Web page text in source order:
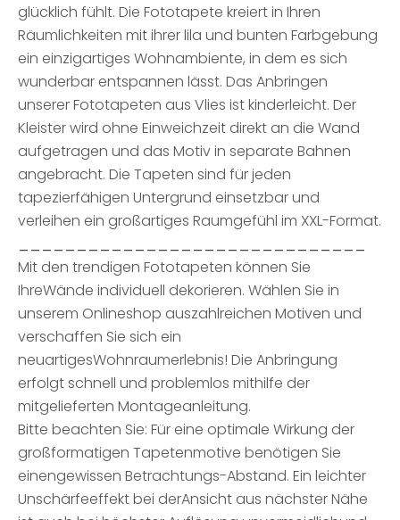
glücklich fühlt. Die Fototapete kreiert in Ihren
Räumlichkeiten mit ihrer lila und bunten Farbgebung
ein einzigartiges Wohnambiente, in dem es sich
wunderbar entspannen lässt. Das Anbringen
unserer Fototapeten aus Vlies ist kinderleicht. Der
Kleister wird ohne Einweichzeit direkt an die Wand
aufgetragen und das Motiv in separate Bahnen
angebracht. Die Tapeten sind für jeden
tapezierfähigen Untergrund einsetzbar und
verleihen ein großartiges Raumgefühl im XXL-Format.
Mit den trendigen Fototapeten können Sie
IhreWände individuell dekorieren. Wählen Sie in
unserem Onlineshop auszahlreichen Motiven und
verschaffen Sie sich ein
neuartigesWohnraumerlebnis! Die Anbringung
erfolgt schnell und problemlos mithilfe der
mitgelieferten Montageanleitung.
Bitte beachten Sie: Für eine optimale Wirkung der
großformatigen Tapetenmotive benötigen Sie
einengewissen Betrachtungs-Abstand. Ein leichter
Unschärfeeffekt bei derAnsicht aus nächster Nähe